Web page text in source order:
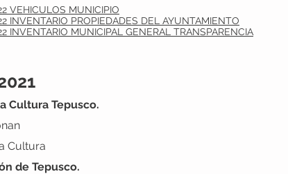
VEHICULOS MUNICIPIO
INVENTARIO PROPIEDADES DEL AYUNTAMIENTO
INVENTARIO MUNICIPAL GENERAL TRANSPARENCIA
Cultura Tepusco.
Cultura
de Tepusco.